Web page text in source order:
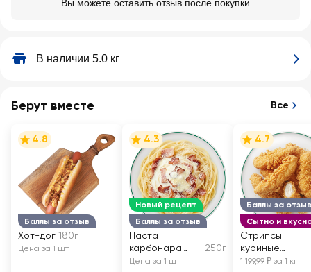
Вы можете оставить отзыв после покупки
В наличии 5.0 кг
Берут вместе Все
Баллы за отзыв
4.8
Хот-дог 180г
Цена за 1 шт
Новый рецепт
Баллы за отзыв
4.3
Паста
карбонара
ЛЕНТА FRESH
250г
Цена за 1 шт
Баллы за отзыв
Сытно и
4.7
Стрипсы
куриные
Хрустящие
1 199,99 ₽ за 1 кг